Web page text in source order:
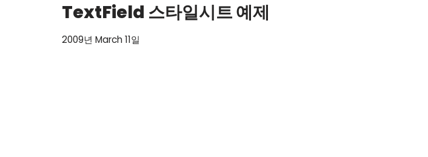
TextField 스타일시트 예제
2009년 March 11일